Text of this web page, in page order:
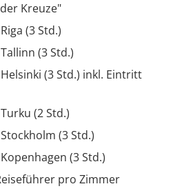
Kreuze"
(3 Std.)
(3 Std.)
(3 Std.) inkl. Eintritt
(2 Std.)
(3 Std.)
(3 Std.)
pro Zimmer